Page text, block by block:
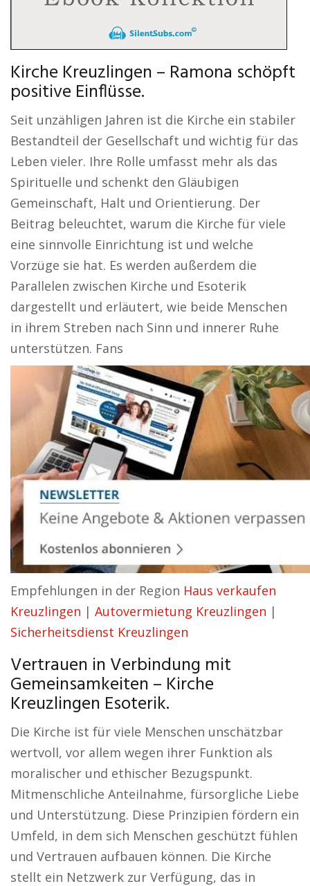
Kirche Kreuzlingen – Ramona schöpft
positive Einflüsse.
Seit unzähligen Jahren ist die Kirche ein stabiler
Bestandteil der Gesellschaft und wichtig für das
Leben vieler. Ihre Rolle umfasst mehr als das
Spirituelle und schenkt den Gläubigen
Gemeinschaft, Halt und Orientierung. Der
Beitrag beleuchtet, warum die Kirche für viele
eine sinnvolle Einrichtung ist und welche
Vorzüge sie hat. Es werden außerdem die
Parallelen zwischen Kirche und Esoterik
dargestellt und erläutert, wie beide Menschen
in ihrem Streben nach Sinn und innerer Ruhe
unterstützen. Fans
Empfehlungen in der Region Haus verkaufen
Kreuzlingen | Autovermietung Kreuzlingen |
Sicherheitsdienst Kreuzlingen
Vertrauen in Verbindung mit
Gemeinsamkeiten – Kirche
Kreuzlingen Esoterik.
Die Kirche ist für viele Menschen unschätzbar
wertvoll, vor allem wegen ihrer Funktion als
moralischer und ethischer Bezugspunkt.
Mitmenschliche Anteilnahme, fürsorgliche Liebe
und Unterstützung. Diese Prinzipien fördern ein
Umfeld, in dem sich Menschen geschützt fühlen
und Vertrauen aufbauen können. Die Kirche
stellt ein Netzwerk zur Verfügung, das in